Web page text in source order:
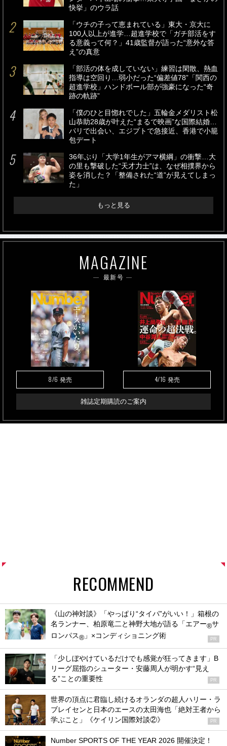
快挙」のウラ話
「ウチの子って恵まれている」東大・京大に
100人以上が進学…超進学校で「ガチ部活をす
る意義って何？」41歳監督が語った“意外な答
え”の真意
「部活の体を成していない」練習は閑散、熱血
指導は空回り…弱小だった“偏差値78”「関西の
超進学校」ハンドボール部が強豪になった“奇
跡の軌跡”
「僕のひと目惚れでした」五輪金メダリスト松
山恭助28歳が叶えた“まるで映画”な国際結婚…
パリで出会い、エジプトで急接近、香港で小籠
包デート
36年ぶり「大学1年生がアマ横綱」の衝撃…大
の里も撃破した“天才力士”は、なぜ相撲界から
姿を消した？「整備された“道”が見えてしまっ
た」
もっと見る
MAGAZINE
最新号
8/6 発売 4/16 発売
雑誌定期購読のご案内
RECOMMEND
《山の神対談》「やっぱり“タイパ”がいい！」箱根の
名ランナー、柏原竜二と神野大地が語る「エアー®サ
ロンパス® 」×コンディショニング術 PR
「少しぼやけているだけでも感覚が狂ってきます」B
リーグ屈指のシューター・安藤周人が明かす“見え
る”ことの重要性
PR
世界の頂点に君臨し続けるオランダの超人ハリー・ラ
ブレイセンと日本のエースの太田海也「絶対王者から
学ぶこと」《ケイリン国際対談②》
PR
Number SPORTS OF THE YEAR 2026 開催決定！